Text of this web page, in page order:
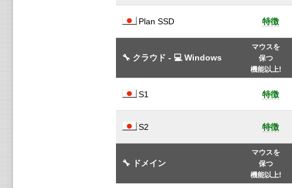
Plan SSD 特徴
🔧 クラウド - 💻 Windows
マウスを
保つ
機能以上!
S1 特徴
S2 特徴
🔧 ドメイン
マウスを
保つ
機能以上!